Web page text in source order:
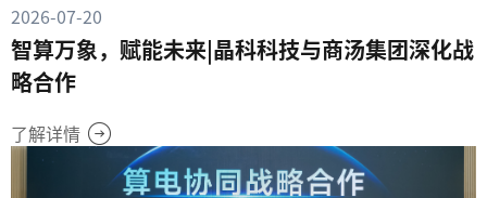
2026-07-20
智算万象，赋能未来|晶科科技与商汤集团深化战
略合作
了解详情